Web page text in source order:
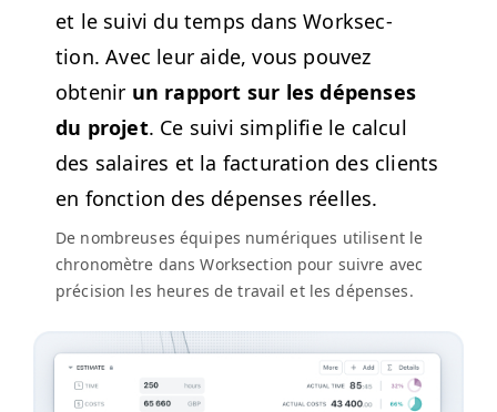
et le suivi du temps dans Work­sec­
tion. Avec leur aide,vous pou­vez
obtenir un rap­port sur les dépens­es
du pro­jet. Ce suivi sim­pli­fie le cal­cul
des salaires et la fac­tura­tion des clients
en fonc­tion des dépens­es réelles.
De nom­breuses équipes numériques utilisent le
chronomètre dans Work­sec­tion pour suiv­re avec
pré­ci­sion les heures de tra­vail et les dépenses.